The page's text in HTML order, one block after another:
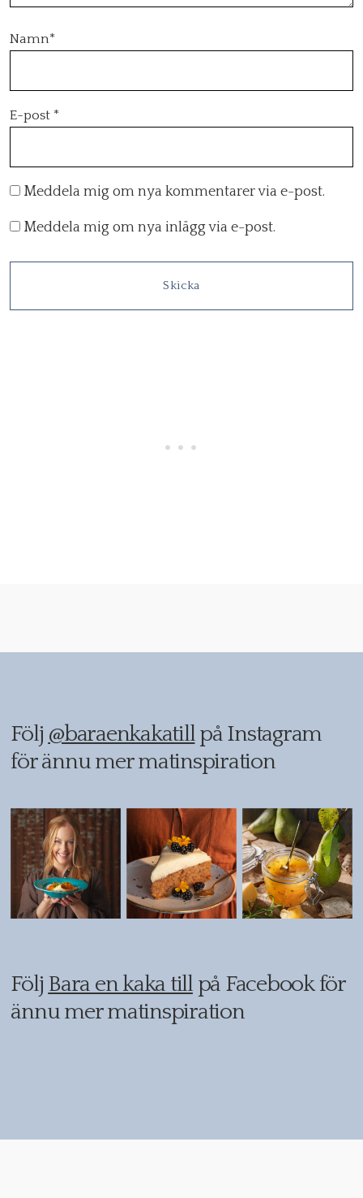
Namn*
E-post *
Meddela mig om nya kommentarer via e-post.
Meddela mig om nya inlägg via e-post.
Följ @baraenkakatillpå Instagram
för ännu mer matinspiration
Följ Bara en kaka tillpå Facebook för
ännu mer matinspiration